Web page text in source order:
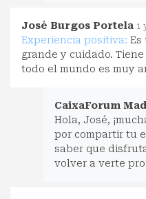
José Burgos Portela 1
Experiencia positiva: Es
grande y cuidado.
todo el mundo es muy
CaixaForum
Hola, José,
por compartir tu
saber que
volver a verte